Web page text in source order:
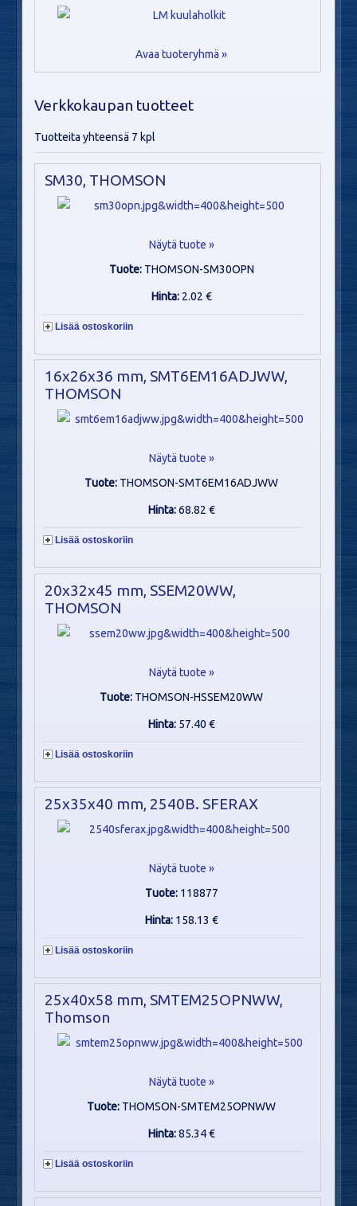
Avaa tuoteryhmä »
Verkkokaupan tuotteet
Tuotteita yhteensä 7 kpl
SM30, THOMSON
Näytä tuote »
Tuote: THOMSON-SM30OPN
Hinta: 2.02 €
Lisää ostoskoriin
16x26x36 mm, SMT6EM16ADJWW,
THOMSON
Näytä tuote »
Tuote: THOMSON-SMT6EM16ADJWW
Hinta:68.82 €
Lisää ostoskoriin
20x32x45 mm, SSEM20WW,
THOMSON
Näytä tuote »
Tuote: THOMSON-HSSEM20WW
Hinta: 57.40 €
Lisää ostoskoriin
25x35x40 mm, 2540B. SFERAX
Näytä tuote »
Tuote: 118877
Hinta: 158.13 €
Lisää ostoskoriin
25x40x58 mm, SMTEM25OPNWW,
Thomson
Näytä tuote »
Tuote: THOMSON-SMTEM25OPNWW
Hinta:85.34 €
Lisää ostoskoriin